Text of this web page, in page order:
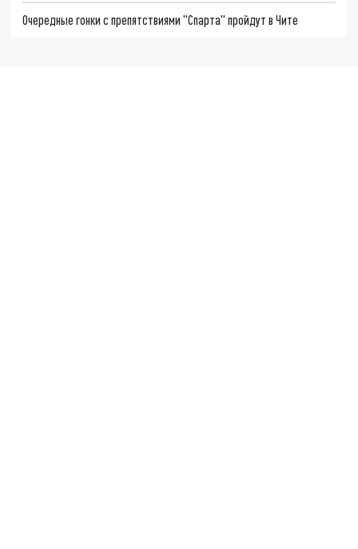
Очередные гонки с препятствиями "Спарта" пройдут в Чите